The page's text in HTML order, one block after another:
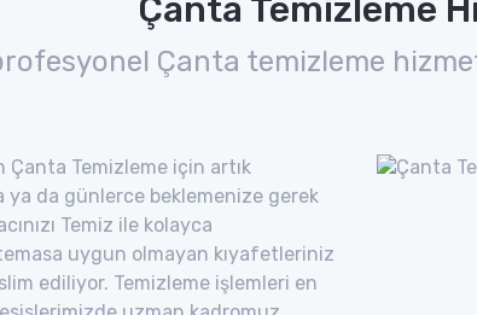
Çanta Temizleme
Çanta temizleme
Çanta Temizleme için artık
ya da günlerce beklemenize gerek
Temiz ile kolayca
uygun olmayan kıyafetleriniz
ediliyor. Temizleme işlemleri en